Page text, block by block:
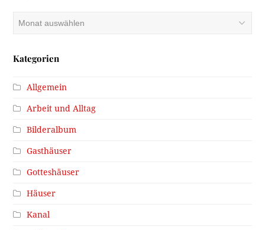
Kategorien
Allgemein
Arbeit und Alltag
Bilderalbum
Gasthäuser
Gotteshäuser
Häuser
Kanal